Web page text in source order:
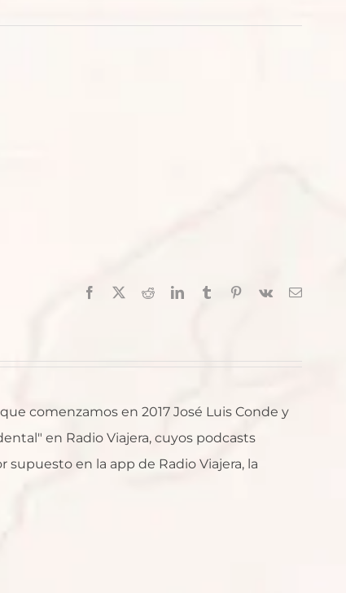
Facebook RedditLinkedInTumblr Pinterest
Vk
Correo
comenzamos en 2017 José Luis Conde y
en Radio Viajera, cuyos podcasts
supuesto en la app de Radio Viajera, la